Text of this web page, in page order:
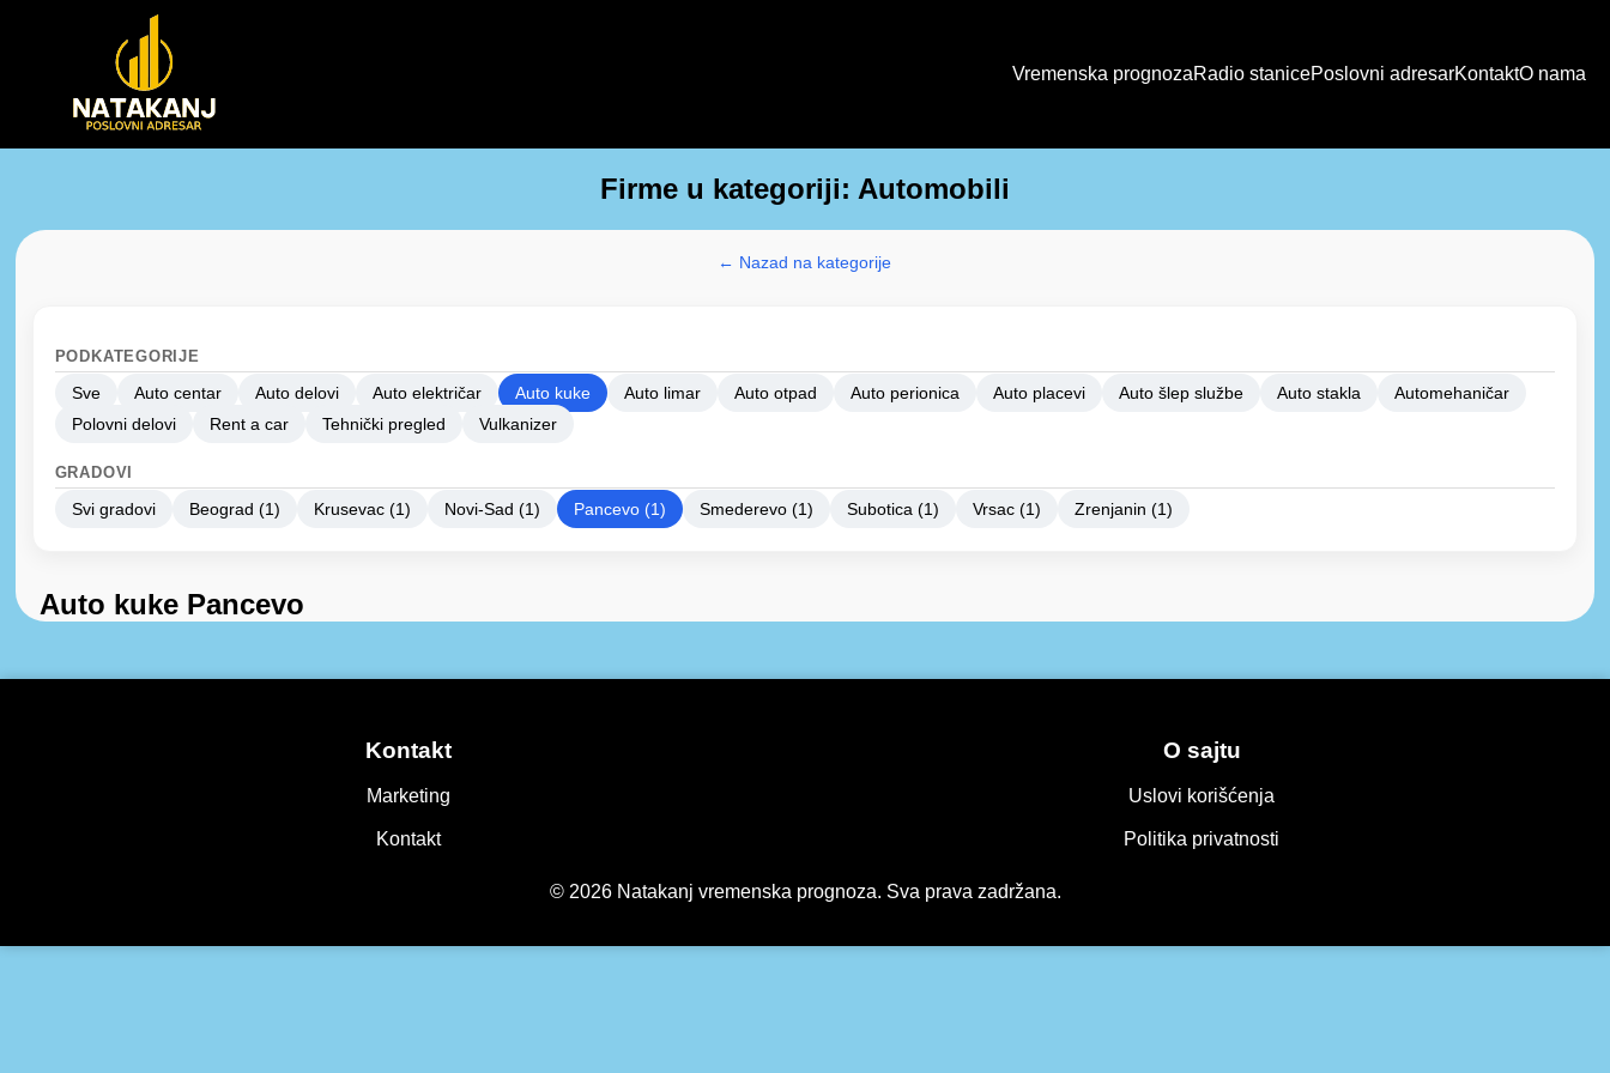
Vremenska prognozaRadio stanicePoslovni adresarKontaktO nama
Firme u kategoriji: Automobili
← Nazad na kategorije
PODKATEGORIJE
Sve Auto centar Auto delovi Auto električar Auto kuke Auto limar Auto otpad Auto perionica Auto placevi Auto šlep službe Auto stakla
Automehaničar
Polovni delovi
Rent a car Tehnički pregled Vulkanizer
GRADOVI
Svi gradovi Beograd (1) Krusevac (1) Novi-Sad (1) Pancevo (1) Smederevo (1) Subotica (1) Vrsac (1) Zrenjanin (1)
Auto kuke Pancevo
Kontakt
Marketing
Kontakt
O sajtu
Uslovi korišćenja
Politika privatnosti
© 2026 Natakanj vremenska prognoza. Sva prava zadržana.